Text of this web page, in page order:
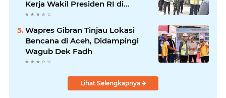
Kerja Wakil Presiden RI di
Kabupaten Bireuen
Wapres Gibran Tinjau Lokasi
Bencana di Aceh, Didampingi
Wagub Dek Fadh
Lihat Selengkapnya